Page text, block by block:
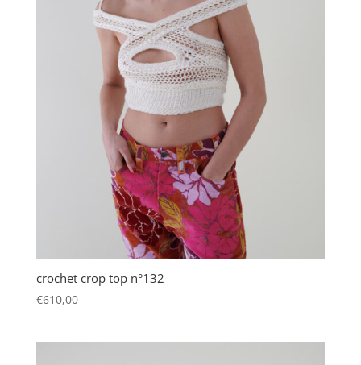
crochet crop top n°132
€610,00